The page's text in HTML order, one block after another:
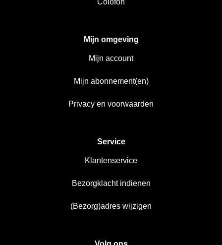
Mijn omgeving
Mijn account
Mijn abonnement(en)
Privacy en voorwaarden
Service
Klantenservice
Bezorgklacht indienen
(Bezorg)adres wijzigen